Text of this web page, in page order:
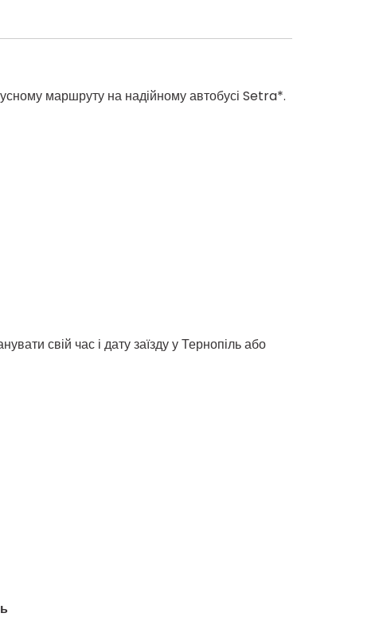
маршруту на надійному автобусі Setra*.
свій час і дату заїзду у Тернопіль або